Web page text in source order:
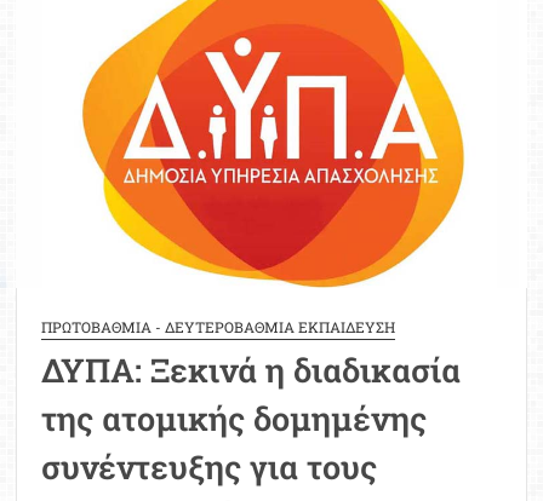
πλαίσιο
ενίσχυσης
των
Καλλιτεχνικών
Γυμνασίων-
Λυκείων
ΠΡΩΤΟΒΑΘΜΙΑ - ΔΕΥΤΕΡΟΒΑΘΜΙΑ ΕΚΠΑΙΔΕΥΣΗ
ΔΥΠΑ: Ξεκινά η διαδικασία
της ατομικής δομημένης
συνέντευξης για τους